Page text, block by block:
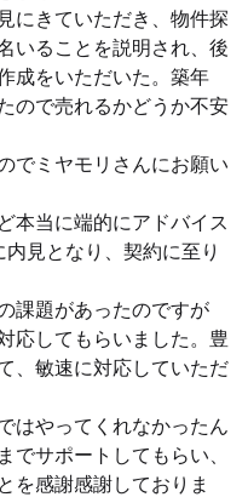
にきていただき、物件探
いることを説明され、後
成をいただいた。築年
ので売れるかどうか不安
でミヤモリさんにお願い
本当に端的にアドバイス
見となり、契約に至り
課題があったのですが
応してもらいました。豊
、敏速に対応していただ
はやってくれなかったん
でサポートしてもらい、
を感謝感謝しておりま